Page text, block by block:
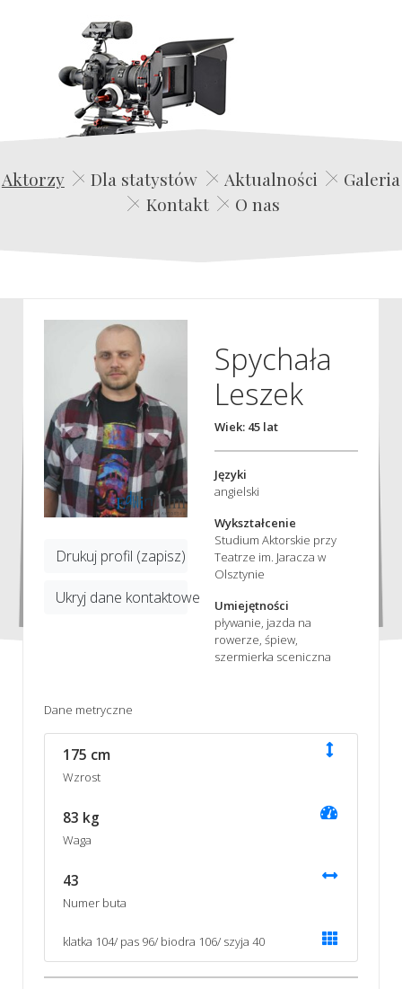
Edwin Film Agencja Aktorska
Aktorzy Dla statystów Aktualności
Galeria
Kontakt
O nas
Drukuj profil (zapisz)
Ukryj dane kontaktowe
Spychała
Leszek
Wiek: 45 lat
Języki
angielski
Wykształcenie
Studium Aktorskie przy
Teatrze im. Jaracza w
Olsztynie
Umiejętności
pływanie, jazda na
rowerze, śpiew,
szermierka sceniczna
Dane metryczne
175 cm
Wzrost
83 kg
Waga
43
Numer buta
klatka 104/ pas 96/ biodra 106/ szyja 40